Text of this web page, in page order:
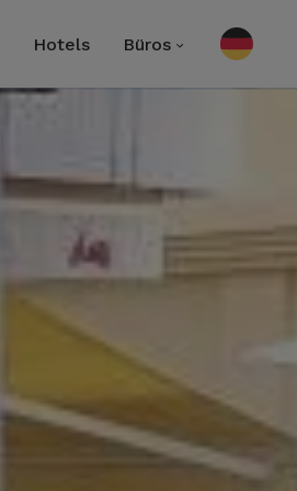
Hotels Büros